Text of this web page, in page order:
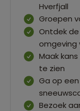
Hverfjall
Groepen
Ontdek de
omgeving
Maak
te zien
Ga op
Bezoek